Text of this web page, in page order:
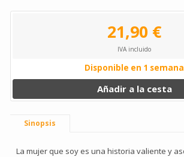
21,90 €
IVA incluido
Disponible en 1 semana
Añadir a la cesta
Sinopsis
La mujer que soy es una historia valiente y